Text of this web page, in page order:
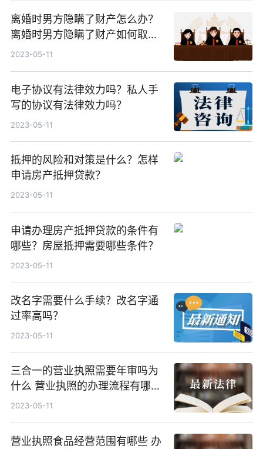
离婚时男方隐瞒了财产怎么办？
离婚时男方隐瞒了财产如何取
证？
2023-05-11
电子协议有法律效力吗？私人手
写的协议有法律效力吗？
2023-05-11
抵押的风险和对策是什么？怎样
申请房产抵押贷款？
2023-05-11
申请办理房产抵押贷款的条件有
哪些？房屋抵押需要哪些条件？
2023-05-11
改名字需要什么手续？改名字通
过率高吗？
2023-05-11
三合一的营业执照需要年审吗为
什么 营业执照的办理流程有哪
些？
2023-05-11
营业执照食品经营范围有哪些 办